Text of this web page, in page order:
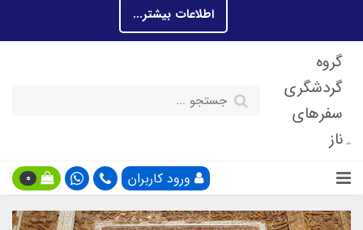
اطلاعات بیشتر...
گروه
گردشگری
سفرهای
ناز
ورود کاربران 0